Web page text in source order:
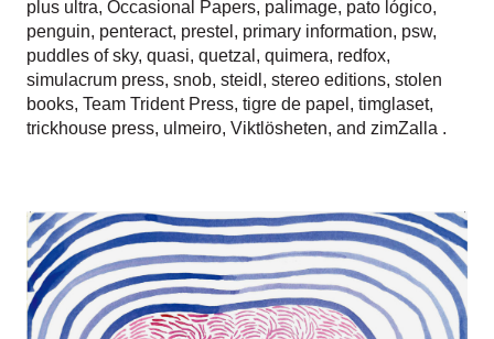
plus ultra, Occasional Papers, palimage, pato lógico,
penguin, penteract, prestel , primary information, psw,
puddles of sky, quasi, quetzal , quimera, redfox,
simulacrum press, snob, steidl , stereo editions, stolen
books, Team Trident Press, tigre de papel , timglaset,
trickhouse press, ulmeiro, Viktlösheten, and zimZalla .